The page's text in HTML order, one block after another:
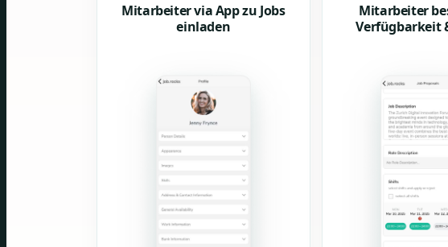
Mitarbeiter via App zu Jobs
einladen
Mitarbeiter
Verfügbarkeit